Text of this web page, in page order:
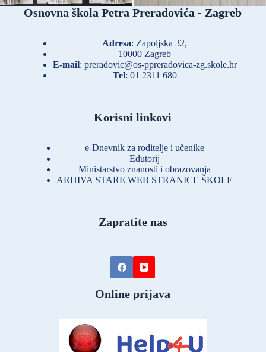
Osnovna škola Petra Preradovića - Zagreb
Adresa: Zapoljska 32,
10000 Zagreb
E-mail: preradovic@os-ppreradovica-zg.skole.hr
Tel: 01 2311 680
Korisni linkovi
e-Dnevnik za roditelje i učenike
Edutorij
Ministarstvo znanosti i obrazovanja
ARHIVA STARE WEB STRANICE ŠKOLE
Zapratite nas
Online prijava